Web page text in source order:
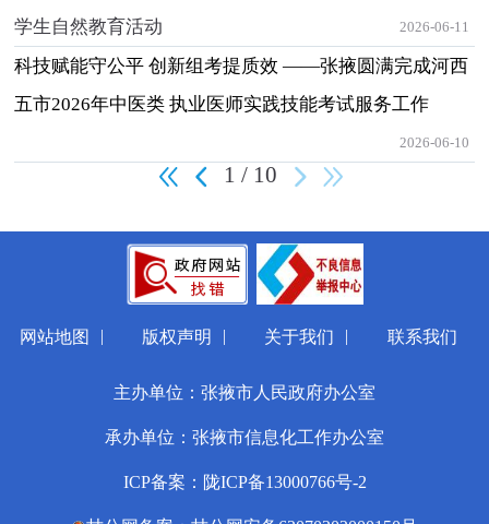
学生自然教育活动
2026-06-11
科技赋能守公平 创新组考提质效 ——张掖圆满完成河西
五市2026年中医类 执业医师实践技能考试服务工作
2026-06-10
1 / 10
网站地图 | 版权声明 | 关于我们 | 联系我们
主办单位：张掖市人民政府办公室
承办单位：张掖市信息化工作办公室
ICP备案：陇ICP备13000766号-2